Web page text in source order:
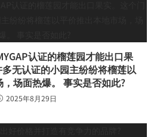
认证的榴莲园才能出口果
无认证的小园主纷纷将榴莲以
场面热爆。 事实是否如此?
2025年8月29日